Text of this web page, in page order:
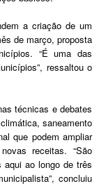
a criação de um
de março, proposta
. “É uma das
ressaltou o
técnicas e debates
saneamento
que podem ampliar
receitas. “São
ao longo de três
concluiu